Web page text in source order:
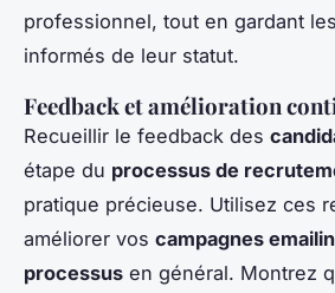
professionnel, tout en gardant les
informés de leur statut.
Feedback et amélioration
Recueillir le feedback des
étape du processus de
pratique précieuse. Utilisez ces
améliorer vos campagnes
processus en général. Montrez